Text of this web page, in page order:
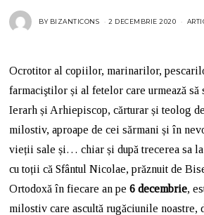
BY BIZANTICONS 2 DECEMBRIE 2020
B
I
2
0
3
Ocrotitor al copiilor, marinarilor,
farmaciştilor și al fetelor care urmează să
Ierarh și Arhiepiscop, cărturar și teolog
milostiv, aproape de cei sărmani și în
vieții sale și… chiar și după trecerea sa
cu toții că Sfântul Nicolae, prăznuit de
Ortodoxă în fiecare an pe6 decembrie,
milostiv care ascultă rugăciunile noastre,